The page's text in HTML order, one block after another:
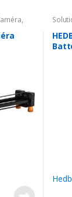
,
Support